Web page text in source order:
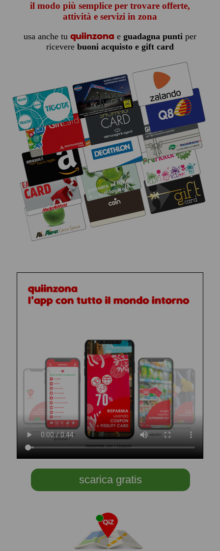
il modo più semplice per trovare offerte,
attività e servizi in zona
usa anche tu quiinzona e guadagna puntiper
ricevere buoni acquisto e gift card
scarica gratis